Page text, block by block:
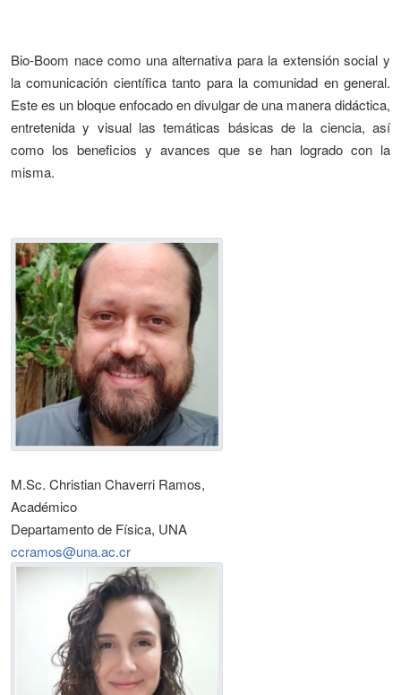
Bio-Boom nace como una alternativa para la extensión social y
la comunicación científica tanto para la comunidad en general.
Este es un bloque enfocado en divulgar de una manera didáctica,
entretenida y visual las temáticas básicas de la ciencia, así
como los beneficios y avances que se han logrado con la
misma.
M.Sc. Christian Chaverri Ramos,
Académico
Departamento de Física, UNA
ccramos@una.ac.cr